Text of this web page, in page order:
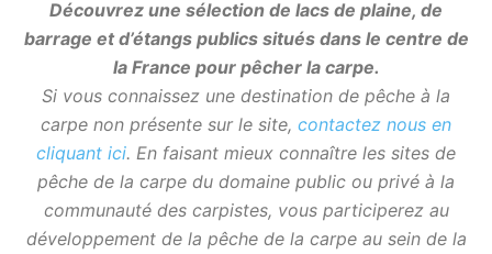
LACS PUBLICS OUEST FRANCE LACS PUBLICS SUD FRANCE
Découvrez une sélection de lacs de plaine, de
barrage et d’étangs publics situés dans le centre de
la France pour pêcher la carpe.
Si vous connaissez une destination de pêche à la
carpe non présente sur le site, contactez nous en
cliquant ici. En faisant mieux connaître les sites de
pêche de la carpe du domaine public ou privé à la
communauté des carpistes, vous participerez au
développement de la pêche de la carpe au sein de la